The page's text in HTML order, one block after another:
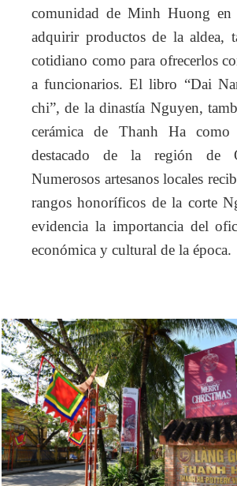
comunidad de Minh Huong
adquirir productos de la aldea,
cotidiano como para ofrecerlos
a funcionarios. El libro “Dai
chi”, de la dinastía Nguyen,
cerámica de Thanh Ha
destacado de la región de
Numerosos artesanos locales
rangos honoríficos de la corte
evidencia la importancia del
económica y cultural de la época.